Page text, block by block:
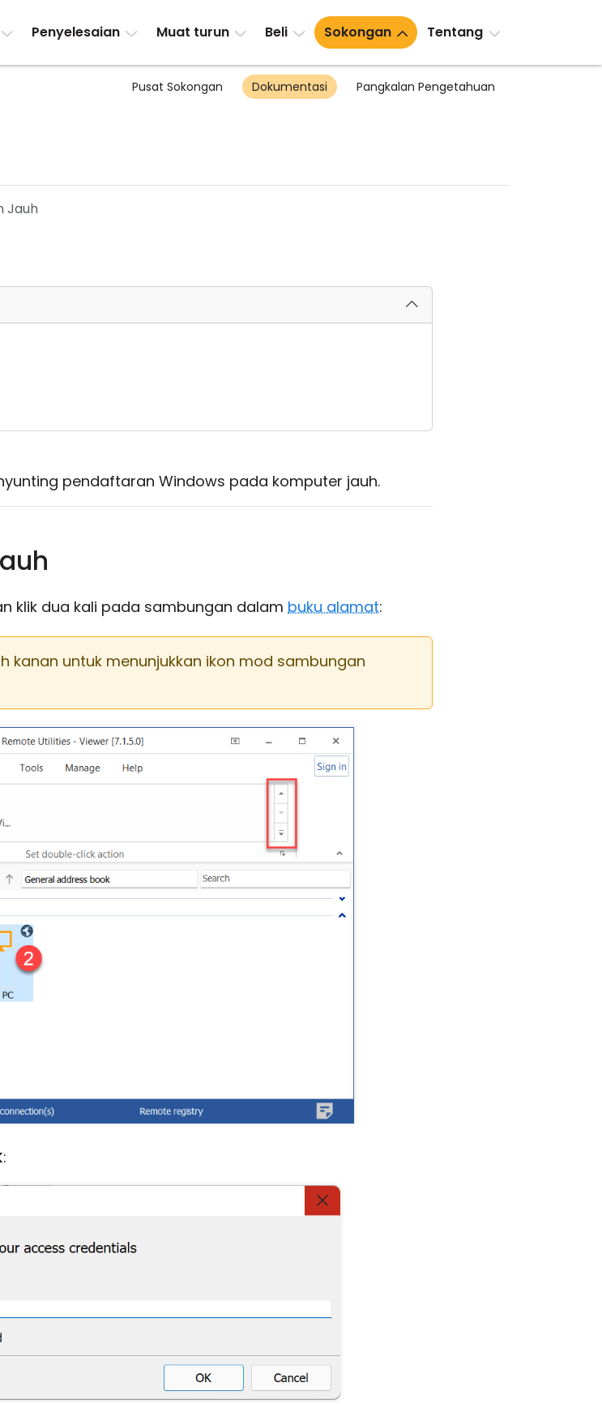
Penyelesaian Muat turun Beli Sokongan Tentang
Pusat Sokongan Dokumentasi Pangkalan Pengetahuan
Jauh
pendaftaran Windows pada komputer jauh.
klik dua kali pada sambungan dalam buku alamat:
kanan untuk menunjukkan ikon mod sambungan
: